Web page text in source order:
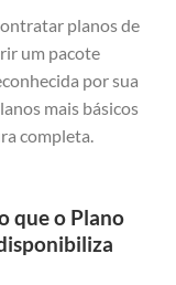
planos de
um pacote
por sua
mais básicos
completa.
que o Plano